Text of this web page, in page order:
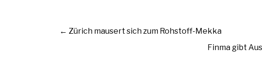
← Zürich mausert sich zum Rohstoff-Mekka
Finma gibt